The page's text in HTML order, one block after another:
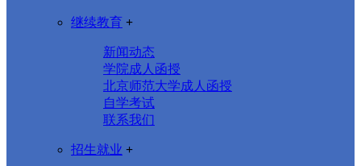
继续教育 +
新闻动态
学院成人函授
北京师范大学成人函授
自学考试
联系我们
招生就业 +